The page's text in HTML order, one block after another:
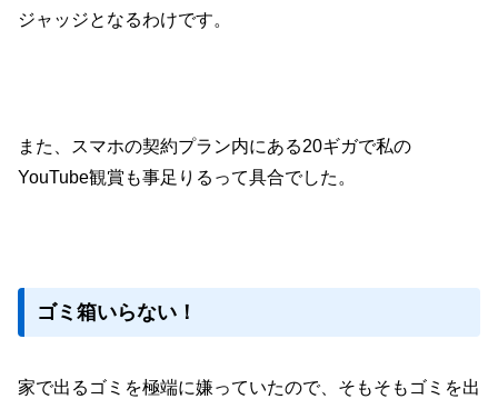
ジャッジとなるわけです。
また、スマホの契約プラン内にある20ギガで私の
YouTube観賞も事足りるって具合でした。
ゴミ箱いらない！
家で出るゴミを極端に嫌っていたので、そもそもゴミを出